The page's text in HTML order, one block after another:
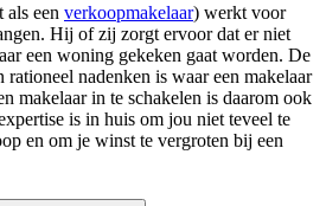
als een verkoopmakelaar) werkt voor
Hij of zij zorgt ervoor dat er niet
een woning gekeken gaat worden. De
rationeel nadenken is waar een makelaar
makelaar in te schakelen is daarom ook
is in huis om jou niet teveel te
en om je winst te vergroten bij een